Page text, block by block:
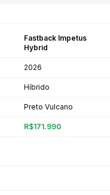
Fastback Impetus
Hybrid
2026
Híbrido
Preto Vulcano
R$171.990